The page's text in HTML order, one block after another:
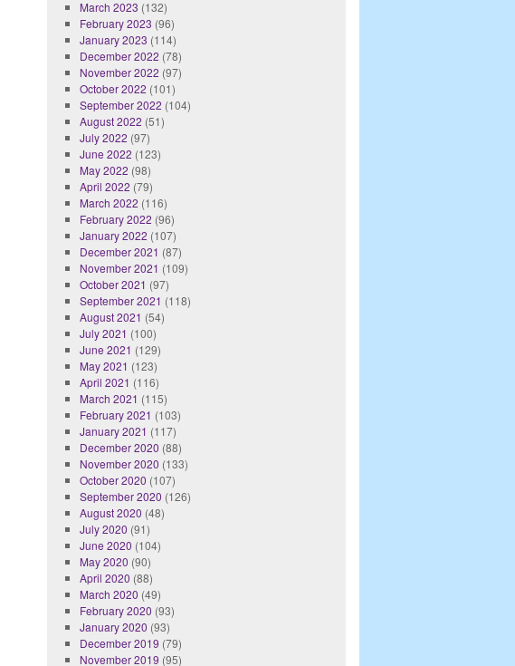
March 2023 (132)
February 2023 (96)
January 2023 (114)
December 2022 (78)
November 2022 (97)
October 2022 (101)
September 2022 (104)
August 2022 (51)
July 2022 (97)
June 2022 (123)
May 2022 (98)
April 2022 (79)
March 2022 (116)
February 2022 (96)
January 2022 (107)
December 2021 (87)
November 2021 (109)
October 2021 (97)
September 2021 (118)
August 2021 (54)
July 2021 (100)
June 2021 (129)
May 2021 (123)
April 2021 (116)
March 2021 (115)
February 2021 (103)
January 2021 (117)
December 2020 (88)
November 2020 (133)
October 2020 (107)
September 2020 (126)
August 2020 (48)
July 2020 (91)
June 2020 (104)
May 2020 (90)
April 2020 (88)
March 2020 (49)
February 2020 (93)
January 2020 (93)
December 2019 (79)
November 2019 (95)